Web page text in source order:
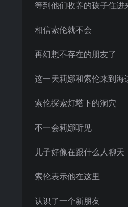
等到他们收养的孩子住进
相信索伦就不会
再幻想不存在的朋友了
这一天莉娜和索伦来到海
索伦探索灯塔下的洞穴
不一会莉娜听见
儿子好像在跟什么人聊天
索伦表示他在这里
认识了一个新朋友